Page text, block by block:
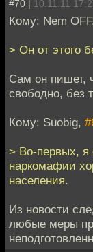
#70 | 10.11.11
Кому: Nem
> Он от этого
Сам он пишет,
свободно, без
Кому: Suobig,
> Во-первых, я
наркомафии
населения.
Из новости
любые меры